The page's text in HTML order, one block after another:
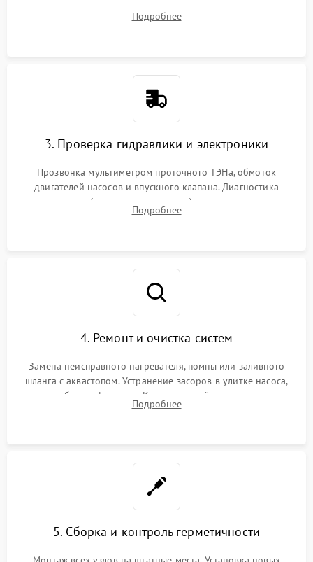
циркуляционному насосу, ТЭНу и сливной помпе.
Подробнее
3. Проверка гидравлики и электроники
Прозвонка мультиметром проточного ТЭНа, обмоток
двигателей насосов и впускного клапана. Диагностика
прессостата (датчика уровня воды), датчика мутности,
концевика дверцы и электронного модуля управления.
Подробнее
4. Ремонт и очистка систем
Замена неисправного нагревателя, помпы или заливного
шланга с аквастопом. Устранение засоров в улитке насоса,
патрубках и фильтрах. Компонентный ремонт платы
управления, восстановление поврежденной проводки.
Подробнее
5. Сборка и контроль герметичности